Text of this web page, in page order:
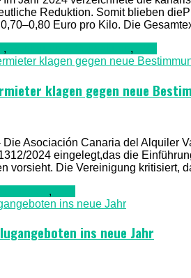
Reduktion. Somit blieben
Euro pro Kilo. Die
, ,
klagen gegen neue
Die Asociación Canaria del Alquiler
2024 eingelegt,das die
vorsieht. Die Vereinigung kritisiert,
,
ins neue Jahr